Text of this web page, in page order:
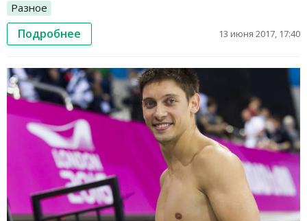
Разное
Подробнее 13 июня 2017, 17:40